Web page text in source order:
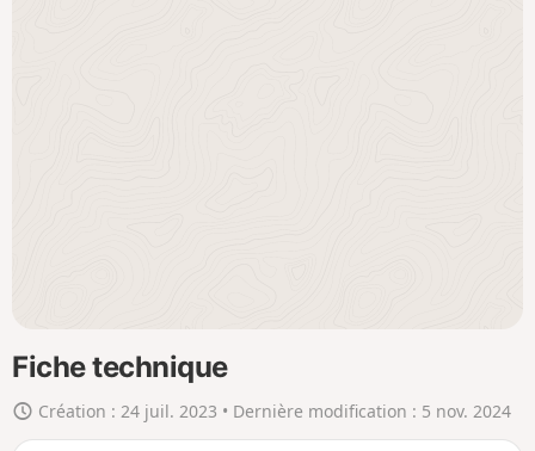
e
n
r
Fiche technique
Création : 24 juil. 2023 • Dernière modification : 5 nov. 2024